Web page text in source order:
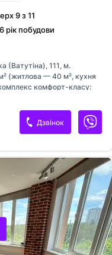
9 з 11
рік побудови
(Ватутіна), 111, м.
(житлова — 40 м², кухня
комфорт-класу:
та світла, із хорошим
кімнати, простора кухня,
продається з меблями
Техніка та
поверхня, духова шафа,
Встановлено
опалення та гаряче
Дзвінок